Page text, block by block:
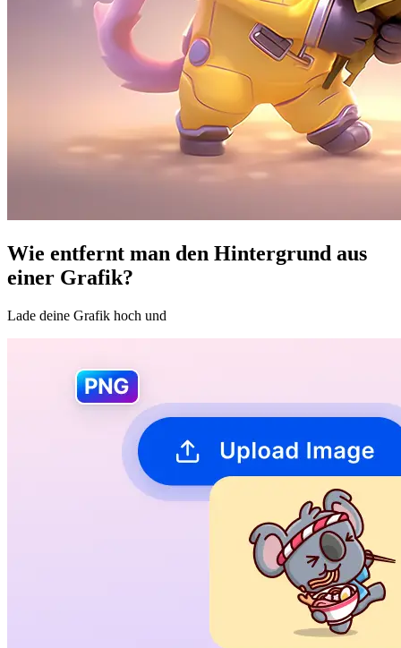
Wie entfernt man den Hintergrund aus
einer Grafik?
Lade deine Grafik hoch und